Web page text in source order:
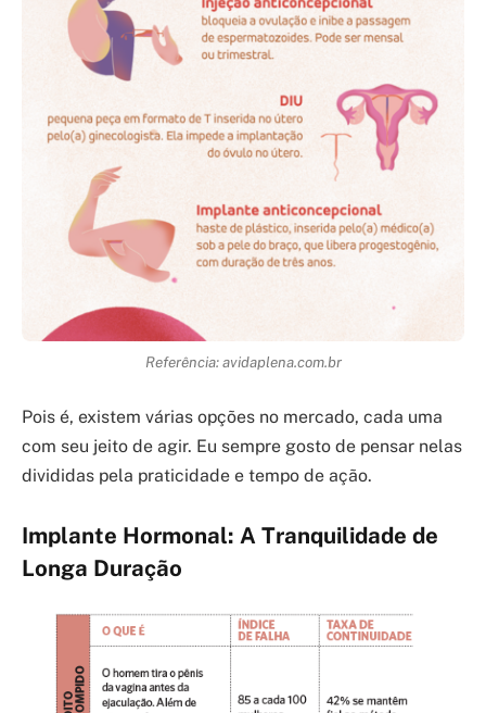
Referência: avidaplena.com.br
Pois é, existem várias opções no mercado, cada uma
com seu jeito de agir. Eu sempre gosto de pensar nelas
divididas pela praticidade e tempo de ação.
Implante Hormonal: A Tranquilidade de
Longa Duração